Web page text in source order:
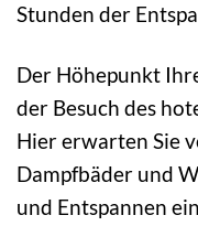
Stunden der
Der Höhepunkt
der Besuch des
Hier erwarten Sie
Dampfbäder und
und Entspannen